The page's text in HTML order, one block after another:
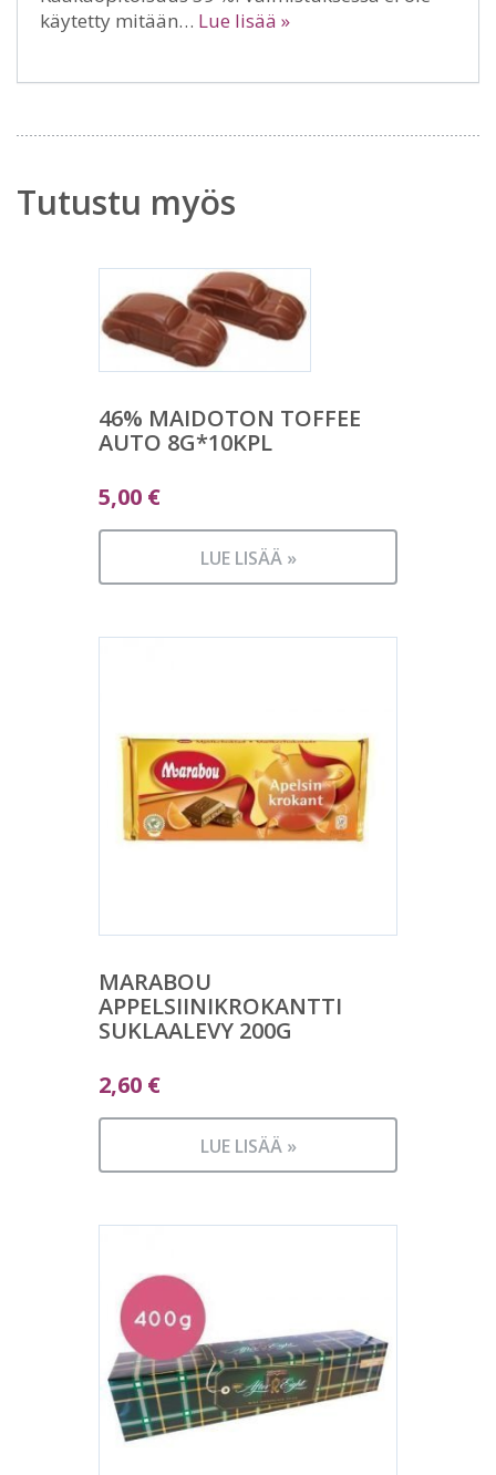
käytetty mitään… Lue lisää »
Tutustu myös
46% MAIDOTON TOFFEE
AUTO 8G*10KPL
5,00 €
LUE LISÄÄ »
MARABOU
APPELSIINIKROKANTTI
SUKLAALEVY 200G
2,60 €
LUE LISÄÄ »